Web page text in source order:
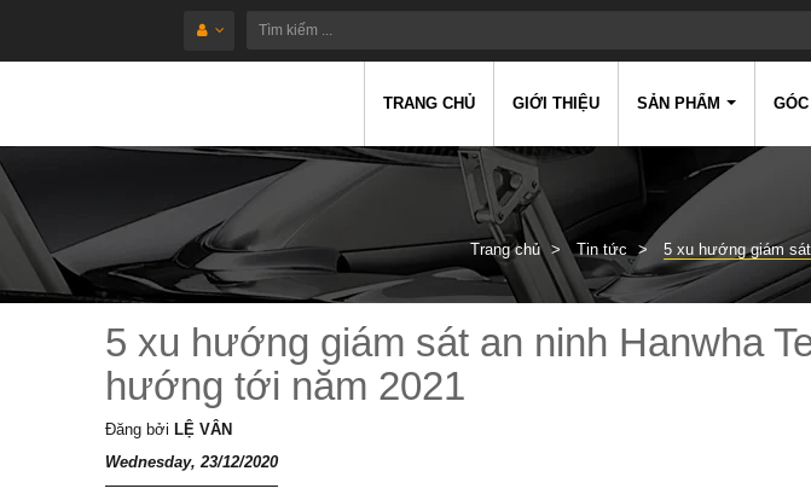
TRANG CHỦ GIỚI THIỆU SẢN PHẨM
Trang chủ Tin tức 5 xu hướng giám
5 xu hướng giám sát an ninh Hanwha
hướng tới năm 2021
Đăng bởi LỆ VÂN
Wednesday, 23/12/2020